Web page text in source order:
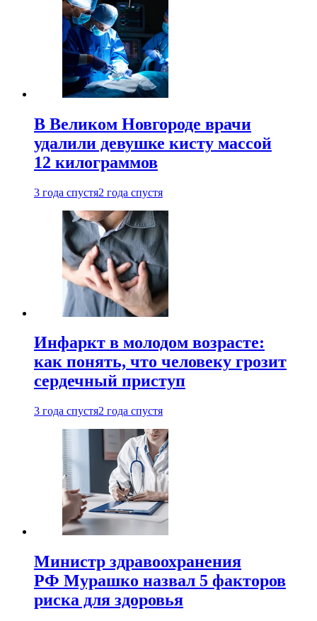
В Великом Новгороде врачи
удалили девушке кисту массой
12 килограммов
3 года спустя2 года спустя
Инфаркт в молодом возрасте:
как понять, что человеку грозит
сердечный приступ
3 года спустя2 года спустя
Министр здравоохранения
РФ Мурашко назвал 5 факторов
риска для здоровья